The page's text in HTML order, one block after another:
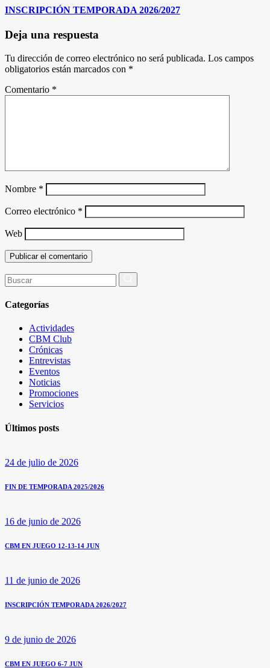
INSCRIPCIÓN TEMPORADA 2026/2027
Deja una respuesta
Tu dirección de correo electrónico no será publicada. Los campos
obligatorios están marcados con *
Comentario *
Nombre *
Correo electrónico *
Web
Buscar
por:
Categorías
Actividades
CBM Club
Crónicas
Entrevistas
Eventos
Noticias
Promociones
Servicios
Últimos posts
24 de julio de 2026
FIN DE TEMPORADA 2025/2026
16 de junio de 2026
CBM EN JUEGO 12-13-14 JUN
11 de junio de 2026
INSCRIPCIÓN TEMPORADA 2026/2027
9 de junio de 2026
CBM EN JUEGO 6-7 JUN